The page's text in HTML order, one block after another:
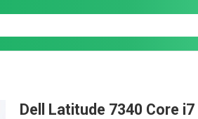
Dell Latitude 7340 Core i7